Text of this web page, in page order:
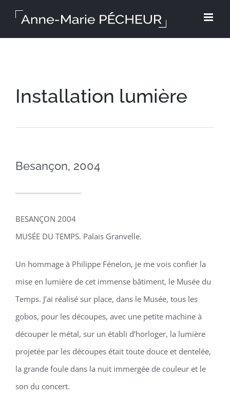
Installation lumière
Besançon, 2004
BESANÇON 2004
MUSÉE DU TEMPS. Palais Granvelle.
Un hommage à Philippe Fénelon, je me vois confier la
mise en lumière de cet immense bâtiment, le Musée du
Temps. J’ai réalisé sur place, dans le Musée, tous les
gobos, pour les découpes, avec une petite machine à
découper le métal, sur un établi d’horloger, la lumière
projetée par les découpes était toute douce et dentelée,
la grande foule dans la nuit immergée de couleur et le
son du concert.